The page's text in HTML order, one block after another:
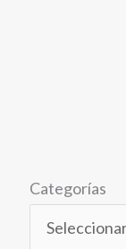
Categorías